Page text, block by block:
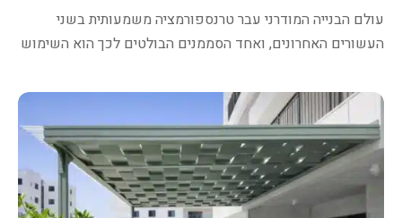
עולם הבנייה המודרני עבר טרנספורמציה משמעותית בשני
העשורים האחרונים, ואחד הסממנים הבולטים לכך הוא השימוש